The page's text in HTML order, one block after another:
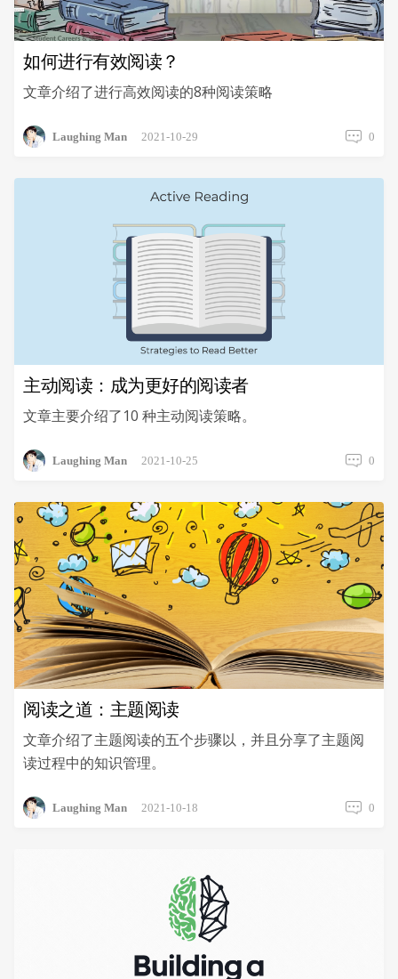
如何进行有效阅读？
文章介绍了进行高效阅读的8种阅读策略
Laughing Man 2021-10-29 0
主动阅读：成为更好的阅读者
文章主要介绍了10 种主动阅读策略。
Laughing Man 2021-10-25 0
阅读之道：主题阅读
文章介绍了主题阅读的五个步骤以，并且分享了主题阅
读过程中的知识管理。
Laughing Man 2021-10-18 0